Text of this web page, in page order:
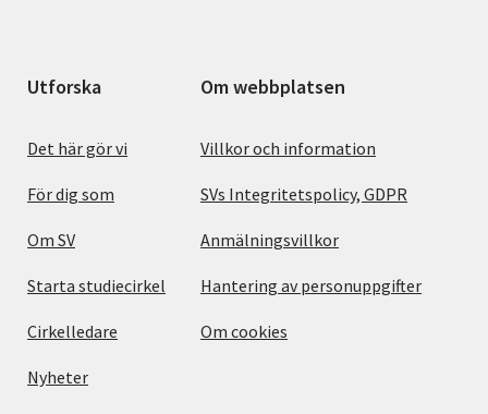
Utforska
Det här gör vi
För dig som
Om SV
Starta studiecirkel
Cirkelledare
Nyheter
Om webbplatsen
Villkor och information
SVs Integritetspolicy, GDPR
Anmälningsvillkor
Hantering av personuppgifter
Om cookies